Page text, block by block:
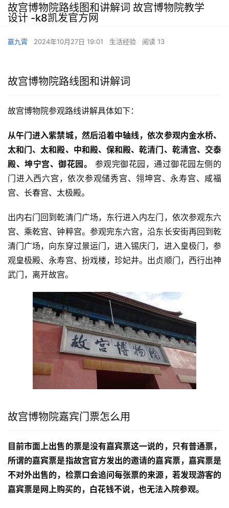
故宫博物院路线图和讲解词 故宫博物院教学
设计 -k8凯发官方网
嬴九霄 2024年10月27日 19:01 生活经验 阅读 13
故宫博物院路线图和讲解词
故宫博物院参观路线讲解具体如下：
从午门进入紫禁城，然后沿着中轴线，依次参观内金水桥、
太和门、太和殿、中和殿、保和殿、乾清门、乾清宫、交泰
殿、坤宁宫、御花园。
参观完御花园，通过御花园左侧的
门进入西六宫，依次参观储秀宫、翎坤宫、永寿宫、咸福
宫、长春宫、太极殿。
出内右门回到乾清门广场，东行进入内左门，依次参观东六
宫、乘乾宫、钟粹宫。参观完东六宫，沿东长安街再回到乾
清门广场，向东穿过景运门，进入锡庆门，进入皇极门，参
观皇极殿、永寿宫、扮戏楼，珍妃井。出贞顺门，西行出神
武门，离开故宫。
故宫博物院嘉宾门票怎么用
目前市面上出售的票是没有嘉宾票这一说的，只有普通票，
所谓的嘉宾票是指故宫官方发出的邀请的嘉宾票，嘉宾票是
不对外出售的，检票口会追问每张票的来源，若发现游客的
嘉宾票是网上购买的，白花钱不说，也无法入院参观。